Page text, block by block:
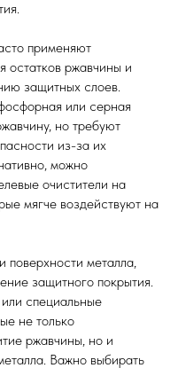
применяют
остатков ржавчины и
защитных слоев.
или серная
но требуют
из-за их
можно
очистители на
мягче воздействуют на
поверхности металла,
защитного покрытия.
специальные
не только
ржавчины, но и
Важно выбирать